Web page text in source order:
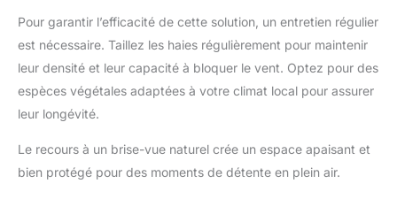
Pour garantir l’efficacité de cette solution, un entretien régulier
est nécessaire. Taillez les haies régulièrement pour maintenir
leur densité et leur capacité à bloquer le vent. Optez pour des
espèces végétales adaptées à votre climat local pour assurer
leur longévité.
Le recours à un brise-vue naturel crée un espace apaisant et
bien protégé pour des moments de détente en plein air.